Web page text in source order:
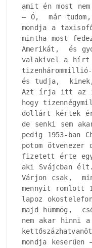
amit én most
– Ó,  már
mondja a
mintha most
Amerikát,  és
valakivel a hírt
és tudja,
Azt írja itt az
hogy
dollárt kértek
de senki sem
pedig 1953-ban
potom
fizetett érte egy
aki Svájcban élt.
Várjon csak,
mennyit romlott
lapoz
majd hümmög,
nem akar hinni a
mondja keserűen